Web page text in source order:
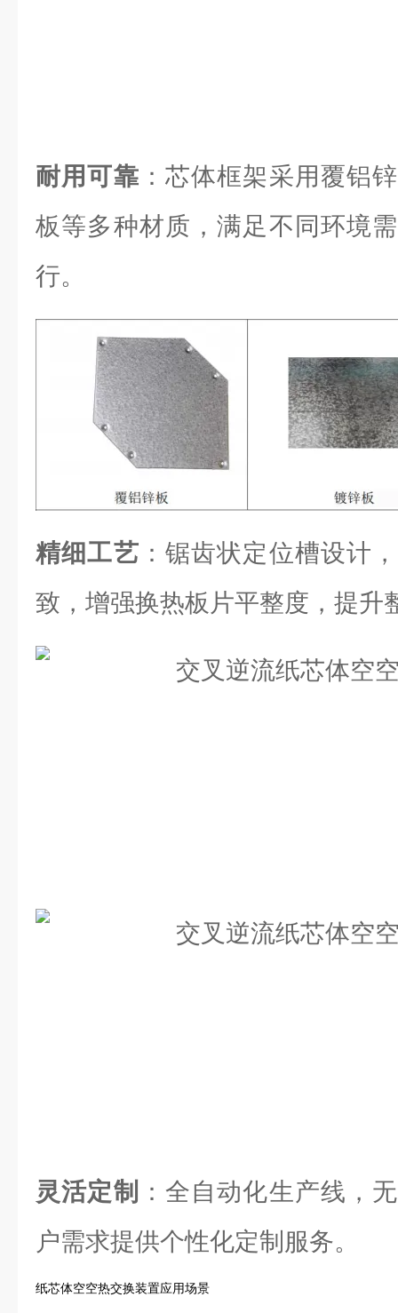
耐用可靠 ：芯体框架采用覆铝
板等多种材质，满足不同环境
行。
精细工艺 ：锯齿状定位槽设计
致，增强换热板片平整度，提升
灵活定制
：全自动化生产线，
户需求提供个性化定制服务。
纸芯体空空热交换装置应用场景